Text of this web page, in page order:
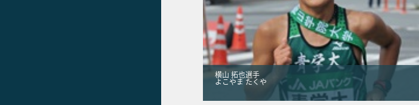
横山 拓也選手
よこやま たくや